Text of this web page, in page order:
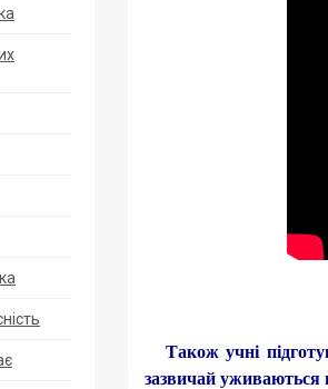
Також учні
зазвичай уживаються